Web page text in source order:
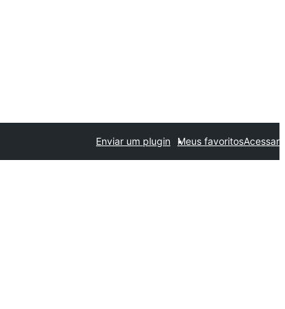
Enviar um plugin Meus favoritosAcessar